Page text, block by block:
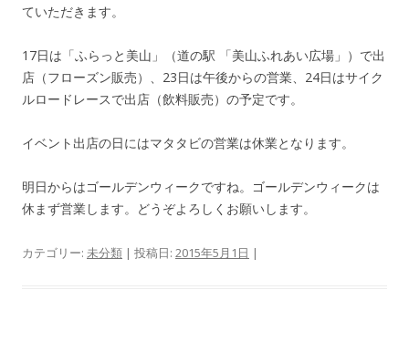
ていただきます。
17日は「ふらっと美山」（道の駅 「美山ふれあい広場」）で出
店（フローズン販売）、23日は午後からの営業、24日はサイク
ルロードレースで出店（飲料販売）の予定です。
イベント出店の日にはマタタビの営業は休業となります。
明日からはゴールデンウィークですね。ゴールデンウィークは
休まず営業します。どうぞよろしくお願いします。
カテゴリー: 未分類 | 投稿日: 2015年5月1日 |